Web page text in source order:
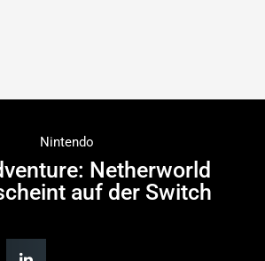
Nintendo
Netherworld
auf der Switch